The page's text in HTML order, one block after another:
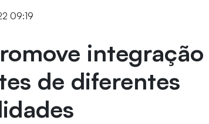
09:19
de diferentes